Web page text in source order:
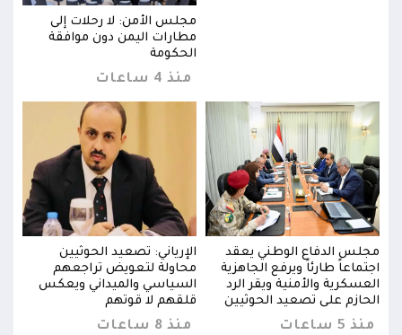
مجلس الأمن: لا رحلات إلى
مطارات اليمن دون موافقة
الحكومة
منذ 4 ساعات
مجلس الدفاع الوطني يعقد
اجتماعاً طارئاً ويرفع الجاهزية
العسكرية والأمنية ويقر الرد
الحازم على تصعيد الحوثيين
منذ 5 ساعات
الإرياني: تصعيد الحوثيين
محاولة لتعويض تراجعهم
السياسي والميداني ويعكس
قلقهم لا قوتهم
منذ 8 ساعات